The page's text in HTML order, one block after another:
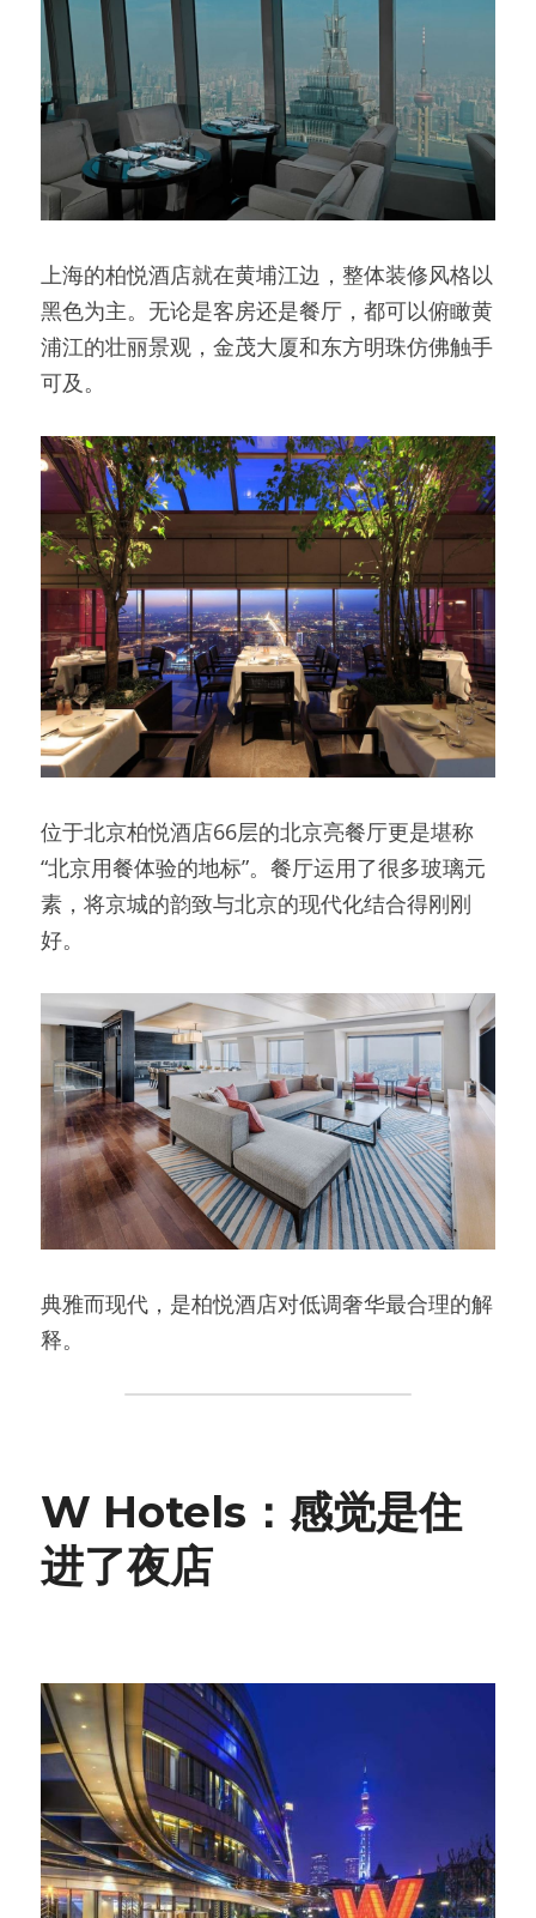
上海的柏悦酒店就在黄埔江边，整体装修风格以
黑色为主。无论是客房还是餐厅，都可以俯瞰黄
浦江的壮丽景观，金茂大厦和东方明珠仿佛触手
可及。
位于北京柏悦酒店66层的北京亮餐厅更是堪称
“北京用餐体验的地标”。餐厅运用了很多玻璃元
素，将京城的韵致与北京的现代化结合得刚刚
好。
典雅而现代，是柏悦酒店对低调奢华最合理的解
释。
W Hotels：感觉是住
进了夜店